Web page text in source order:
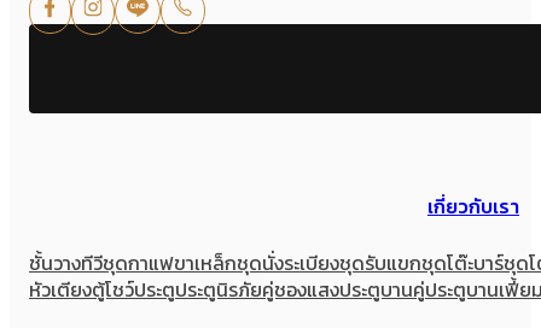
เกี่ยวกับเรา
ชั้นวางทีวีชุดกาแฟขาเหล็กชุดนั่งระเบียงชุดรับแขกชุดโต๊ะบาร์ชุดโ
หัวเตียงตู้โชว์ประตูประตูนิรภัยคู่ชองแสงประตูบานคู่ประตูบานเฟี้ย